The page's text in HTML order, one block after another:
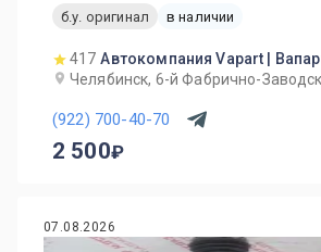
б.у. оригинал
в наличии
417 Автокомпания Vapart |
Челябинск, 6-й Фабрично-
(922) 700-40-70
2 500
07.08.2026